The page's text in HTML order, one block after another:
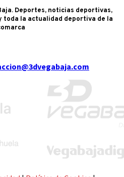
Deportes, noticias deportivas,
toda la actualidad deportiva de la